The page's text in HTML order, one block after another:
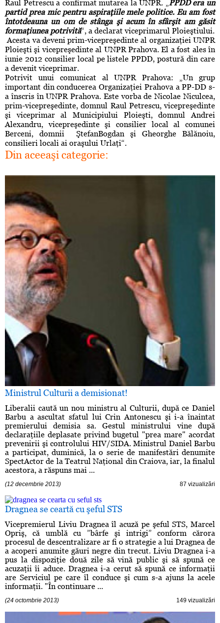
Raul Petrescu a confirmat mutarea la UNPR. „PPDD era un
partid prea mic pentru aspiraţiile mele politice. Eu am fost
întotdeauna un om de stânga şi acum în sfârşit am găsit
formaţiunea potrivită“, a declarat viceprimarul Ploieştiului.
Acesta va deveni prim-vicepreşedinte al organizaţiei UNPR
Ploieşti şi vicepreşedinte al UNPR Prahova. El a fost ales în
iunie 2012 consilier local pe listele PPDD, postură din care
a devenit viceprimar.
Potrivit unui comunicat al UNPR Prahova: „Un grup
important din conducerea Organizaţiei Prahova a PP-DD s-
a înscris în UNPR Prahova. Este vorba de Nicolae Niculcea,
prim-vicepreşedinte, domnul Raul Petrescu, vicepreşedinte
şi viceprimar al Municipiului Ploieşti, domnul Andrei
Alexandru, vicepreşedinte şi consilier local al comunei
Berceni, domnii ŞtefanBogdan şi Gheorghe Bălănoiu,
consilieri locali ai oraşului Urlaţi“.
Din aceeaşi categorie:
Ministrul Culturii a demisionat!
Liberalii caută un nou ministru al Culturii, după ce Daniel
Barbu a ascultat sfatul lui Crin Antonescu şi i-a înaintat
premierului demisia sa. Gestul ministrului vine după
declaraţiile deplasate privind bugetul "prea mare" acordat
prevenirii şi controlului HIV/SIDA. Ministrul Daniel Barbu
a participat, duminică, la o serie de manifestări denumite
SpectActor de la Teatrul Naţional din Craiova, iar, la finalul
acestora, a răspuns mai ...
(12 decembrie 2013) 87 vizualizări
Dragnea se ceartă cu şeful STS
Vicepremierul Liviu Dragnea îl acuză pe şeful STS, Marcel
Opriş, că umblă cu ”bârfe şi intrigi” conform cărora
procesul de descentralizare ar fi o strategie a lui Dragnea de
a acoperi anumite găuri negre din trecut. Liviu Dragnea i-a
pus la dispoziţie două zile să vină public şi să spună ce
acuzaţii îi aduce. Dragnea i-a cerut să spună ce informaţii
are Serviciul pe care îl conduce şi cum s-a ajuns la acele
informaţii. "În continuare ...
(24 octombrie 2013) 149 vizualizări